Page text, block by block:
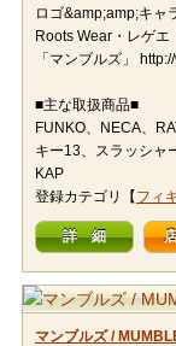
ロゴ&amp;amp;キャ
Roots Wear・レゲ
「マンブルズ」
■主な取扱商品■
FUNKO、NECA、
キー13、スラッシャ
KAP
登録カテゴリ【 フィ
詳 細
マンブルズ /